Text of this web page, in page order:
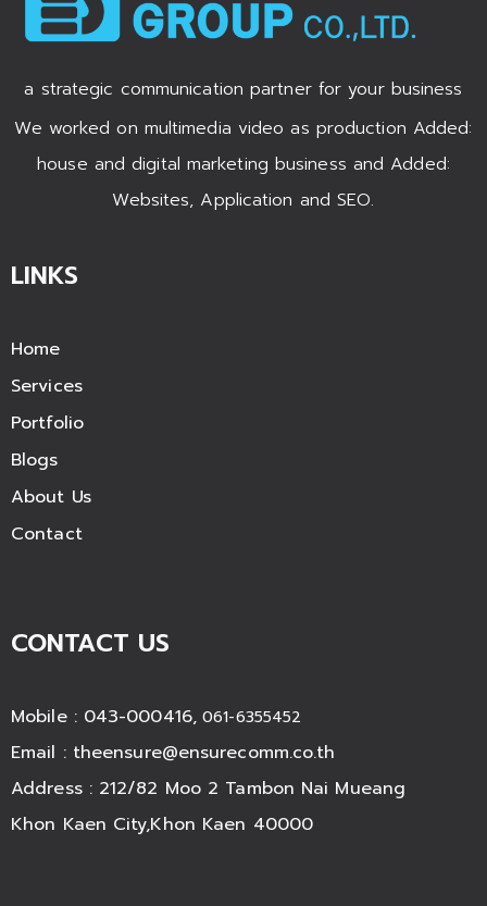
a strategic communication partner for your business
We worked on multimedia video as production Added:
house and digital marketing business and Added:
Websites, Application and SEO.
LINKS
Home
Services
Portfolio
Blogs
About Us
Contact
CONTACT US
Mobile : 043-000416, 061-6355452
Email : theensure@ensurecomm.co.th
Address : 212/82 Moo 2 Tambon Nai Mueang
Khon Kaen City,Khon Kaen 40000